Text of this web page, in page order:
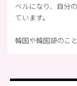
ベルになり、自分
ています。
韓国や韓国語のこ